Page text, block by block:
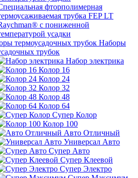
фторполимерная
трубка FEP LT
с пониженной
усадки
Наборы
трубок
Набор электрика
Колор 16
Колор 24
Колор 32
Колор 48
Колор 64
Супер Колор
Колор 100
Авто Отличный
Универсал Авто
Супер Авто
Супер Клеевой
Супер Электро